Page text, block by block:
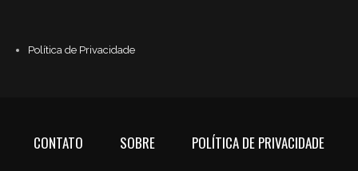
Política de Privacidade
CONTATO SOBRE POLÍTICA DE PRIVACIDADE